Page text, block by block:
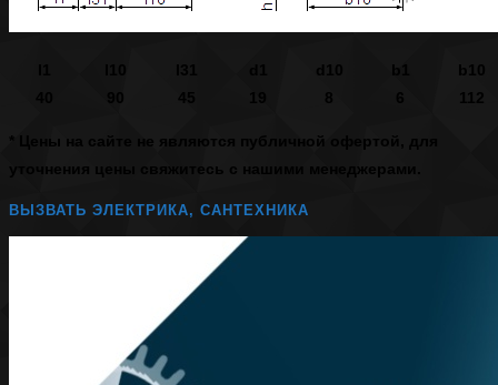
b10
90 45 8 112
* Цены на сайте не являются публичной офертой, для
уточнения цены свяжитесь с нашими менеджерами.
ВЫЗВАТЬ ЭЛЕКТРИКА, САНТЕХНИКА